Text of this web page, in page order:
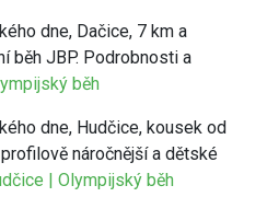
dne, Dačice, 7 km a
běh JBP. Podrobnosti a
běh
dne, Hudčice, kousek od
náročnější a dětské
| Olympijský běh